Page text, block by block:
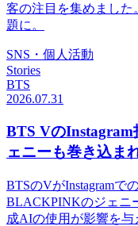
客の注目を集めまし
題に。
SNS・個人活動
Stories
BTS
2026.07.31
BTS Vの
ェニーも巻き込ま
BTSのVがInstagramで
BLACKPINKのジェニ
成AIの使用が影響を与